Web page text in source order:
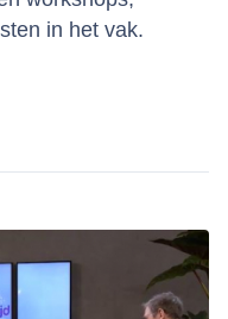
in het vak.
voor